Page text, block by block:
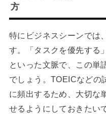
方
特にビジネスシーンでは
す。「タスクを優先する
といった文脈で、この単
でしょう。TOEICなどの
に頻出するため、大切な
せるようにしておきたい